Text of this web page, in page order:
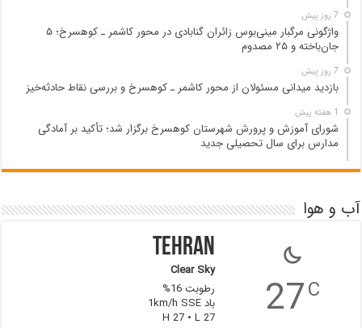
7 روز پیش
واژگونی مرگبار مینی‌بوس زائران گنابادی در محور کاشمر ـ کوهسرخ؛ ۵
جان‌باخته و ۲۵ مصدوم
7 روز پیش
بازدید میدانی مسئولان از محور کاشمر ـ کوهسرخ و بررسی نقاط حادثه‌خیز
1 هفته پیش
شورای آموزش و پرورش شهرستان کوهسرخ برگزار شد؛ تأکید بر آمادگی
مدارس برای سال تحصیلی جدید
آب و هوا
27C
Tehran
Clear Sky
رطوبت 16%
باد 1km/h SSE
H 27 • L 27